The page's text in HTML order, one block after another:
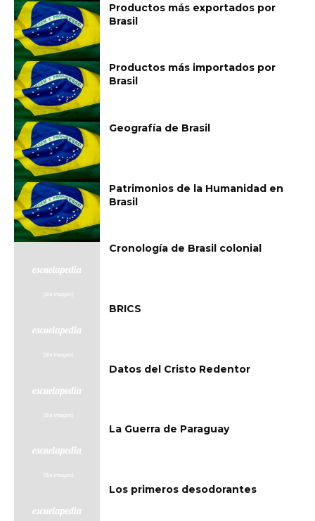
Productos más exportados por
Brasil
Productos más importados por
Brasil
Geografía de Brasil
Patrimonios de la Humanidad en
Brasil
Cronología de Brasil colonial
BRICS
Datos del Cristo Redentor
La Guerra de Paraguay
Los primeros desodorantes